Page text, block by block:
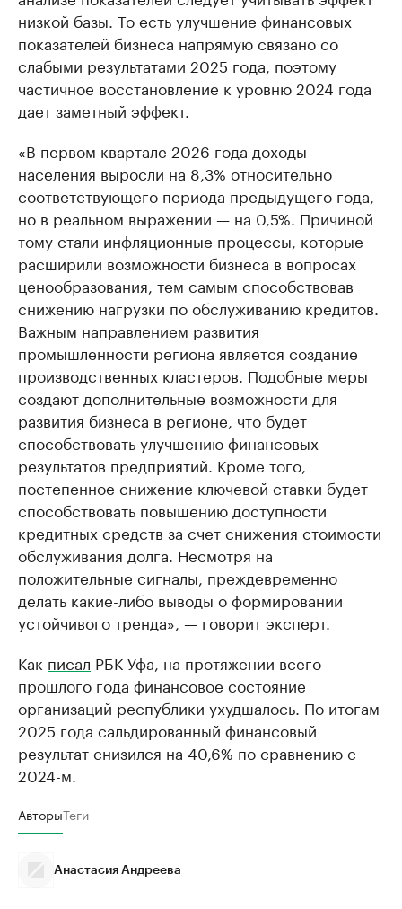
низкой базы. То есть улучшение финансовых
показателей бизнеса напрямую связано со
слабыми результатами 2025 года, поэтому
частичное восстановление к уровню 2024 года
дает заметный эффект.
«В первом квартале 2026 года доходы
населения выросли на 8,3% относительно
соответствующего периода предыдущего года,
но в реальном выражении — на 0,5%. Причиной
тому стали инфляционные процессы, которые
расширили возможности бизнеса в вопросах
ценообразования, тем самым способствовав
снижению нагрузки по обслуживанию кредитов.
Важным направлением развития
промышленности региона является создание
производственных кластеров. Подобные меры
создают дополнительные возможности для
развития бизнеса в регионе, что будет
способствовать улучшению финансовых
результатов предприятий. Кроме того,
постепенное снижение ключевой ставки будет
способствовать повышению доступности
кредитных средств за счет снижения стоимости
обслуживания долга. Несмотря на
положительные сигналы, преждевременно
делать какие-либо выводы о формировании
устойчивого тренда», — говорит эксперт.
Как писал РБК Уфа, на протяжении всего
прошлого года финансовое состояние
организаций республики ухудшалось. По итогам
2025 года сальдированный финансовый
результат снизился на 40,6% по сравнению с
2024-м.
АвторыТеги
Анастасия Андреева